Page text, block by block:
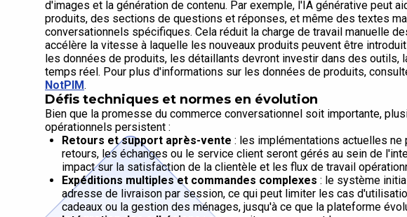
d'images et la génération de contenu. Par exemple, l'IA générative peut
produits, des sections de questions et réponses, et même des textes
conversationnels spécifiques. Cela réduit la charge de travail manuelle
accélère la vitesse à laquelle les nouveaux produits peuvent être
les données de produits, les détaillants devront investir dans des outils,
temps réel. Pour plus d'informations sur les données de produits,
NotPIM.
Défis techniques et normes en évolution
Bien que la promesse du commerce conversationnel soit importante,
opérationnels persistent :
Retours et support après-vente : les implémentations actuelles
retours, les échanges ou le service client seront gérés au sein de
impact sur la satisfaction de la clientèle et les flux de travail
Expéditions multiples et commandes complexes : le système
adresse de livraison par session, ce qui peut limiter les cas
cadeaux ou la gestion des ménages, jusqu'à ce que la plateforme